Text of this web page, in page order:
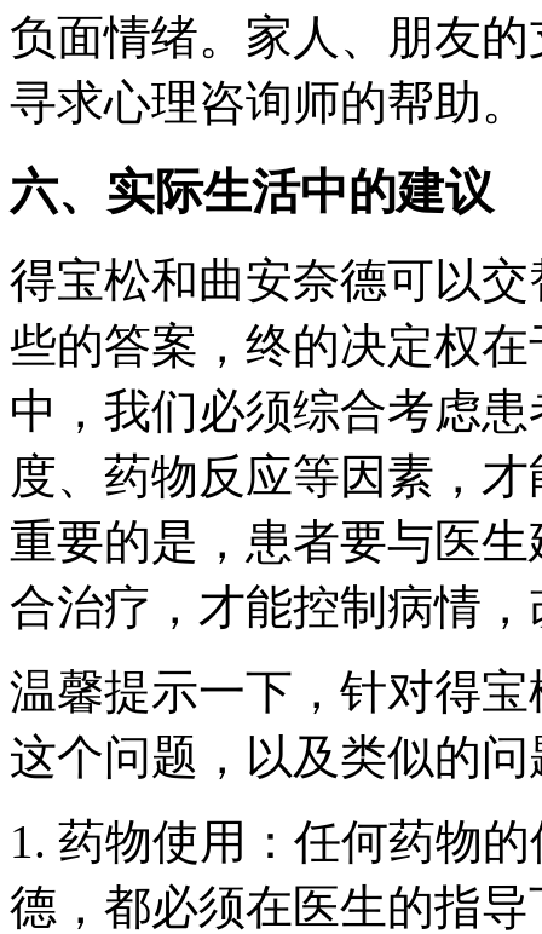
负面情绪。家人、朋友
寻求心理咨询师的帮助。
六、实际生活中的建议
得宝松和曲安奈德可以
些的答案，终的决定权
中，我们必须综合考虑
度、药物反应等因素，
重要的是，患者要与医
合治疗，才能控制病情
温馨提示一下，针对得
这个问题，以及类似的
1. 药物使用：任何药物
德，都必须在医生的指